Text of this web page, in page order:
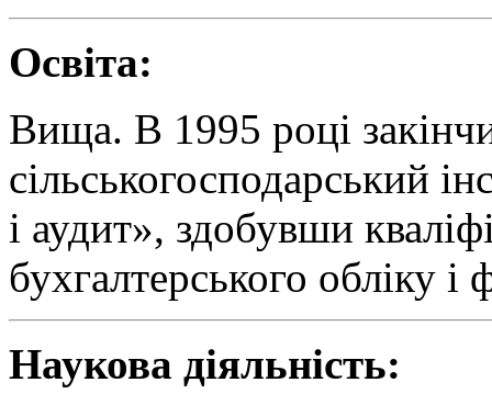
Освіта:
Вища. В 1995 році
сільськогосподарський
і аудит», здобувши
бухгалтерського обліку і
Наукова діяльність: